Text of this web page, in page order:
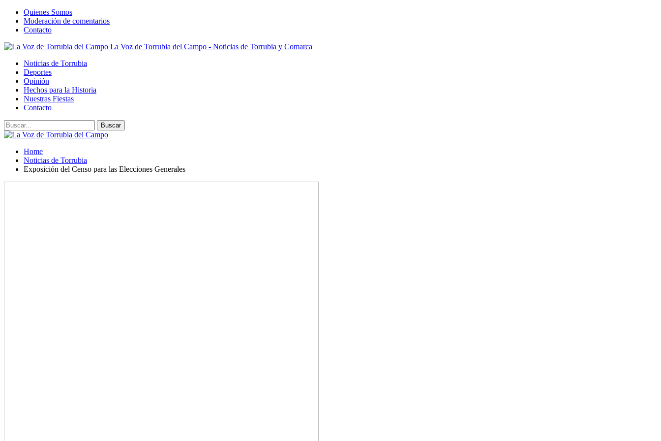
Quienes Somos
Moderación de comentarios
Contacto
La Voz de Torrubia del Campo - Noticias de Torrubia y Comarca
Noticias de Torrubia
Deportes
Opinión
Hechos para la Historia
Nuestras Fiestas
Contacto
Home
Noticias de Torrubia
Exposición del Censo para las Elecciones Generales